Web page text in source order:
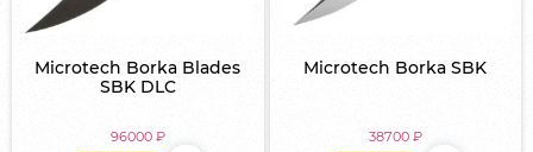
Microtech Borka Blades
SBK DLC
96000 ₽
Microtech Borka SBK
38700 ₽